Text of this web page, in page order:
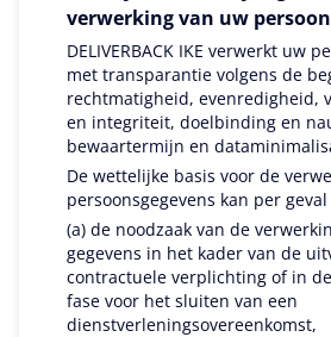
verwerking van uw
DELIVERBACK IKE verwerkt uw
met transparantie volgens de
rechtmatigheid, evenredigheid,
en integriteit, doelbinding en
bewaartermijn en
De wettelijke basis voor de
persoonsgegevens kan per
(a) de noodzaak van de
gegevens in het kader van de
contractuele verplichting of in
fase voor het sluiten van een
dienstverleningsovereenkomst,